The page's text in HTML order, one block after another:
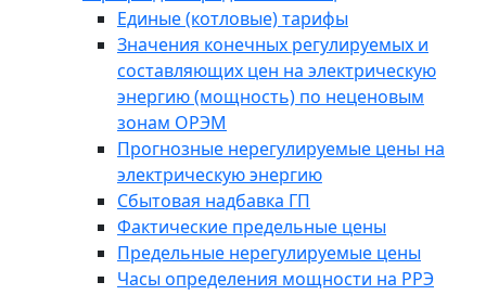
Единые (котловые) тарифы
Значения конечных регулируемых и
составляющих цен на электрическую
энергию (мощность) по неценовым
зонам ОРЭМ
Прогнозные нерегулируемые цены на
электрическую энергию
Сбытовая надбавка ГП
Фактические предельные цены
Предельные нерегулируемые цены
Часы определения мощности на РРЭ